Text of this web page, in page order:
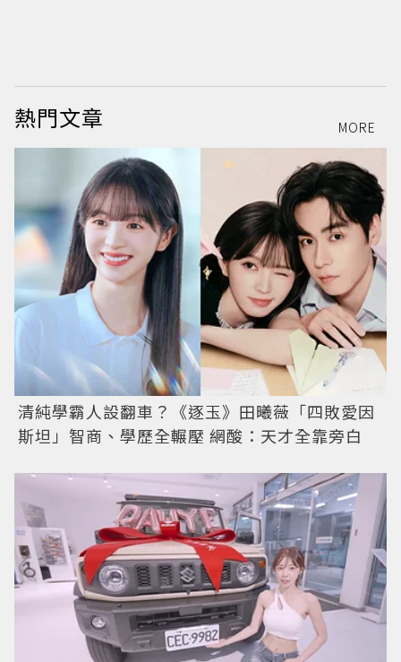
熱門文章 MORE
清純學霸人設翻車？《逐玉》田曦薇「四敗愛因
斯坦」智商、學歷全輾壓 網酸：天才全靠旁白